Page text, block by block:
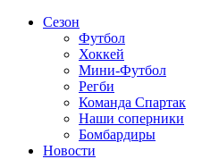
Сезон
Футбол
Хоккей
Мини-Футбол
Регби
Команда Спартак
Наши соперники
Бомбардиры
Новости